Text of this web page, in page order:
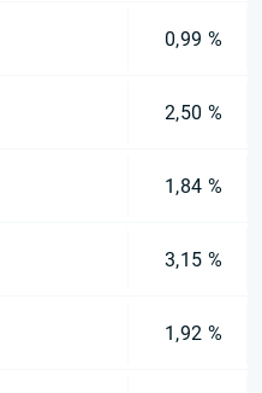
0,99 %
2,50 %
1,84 %
3,15 %
1,92 %